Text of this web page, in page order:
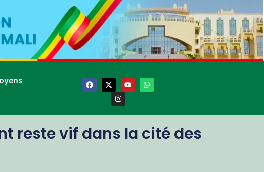
reste vif dans la cité des